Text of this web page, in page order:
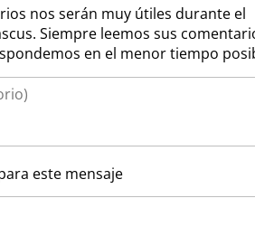
nos serán muy útiles durante el
Siempre leemos sus
en el menor tiempo
este mensaje